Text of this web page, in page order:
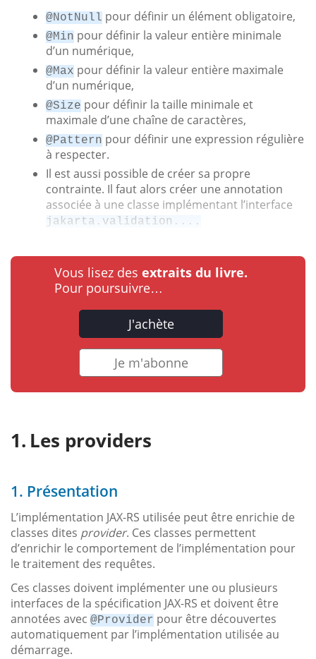
@NotNull pour définir un élément obligatoire,
@Min pour définir la valeur entière minimale
d’un numérique,
@Max pour définir la valeur entière maximale
d’un numérique,
@Size pour définir la taille minimale et
maximale d’une chaîne de caractères,
@Pattern pour définir une expression régulière
à respecter.
Il est aussi possible de créer sa propre
contrainte. Il faut alors créer une annotation
associée à une classe implémentant l’interface
jakarta.validation....
Vous lisez des extraits du livre.
Pour poursuivre…
J'achète
Je m'abonne
Les providers
1. Présentation
L’implémentation JAX-RS utilisée peut être enrichie de
classes dites provider. Ces classes permettent
d’enrichir le comportement de l’implémentation pour
le traitement des requêtes.
Ces classes doivent implémenter une ou plusieurs
interfaces de la spécification JAX-RS et doivent être
annotées avec @Provider pour être découvertes
automatiquement par l’implémentation utilisée au
démarrage.